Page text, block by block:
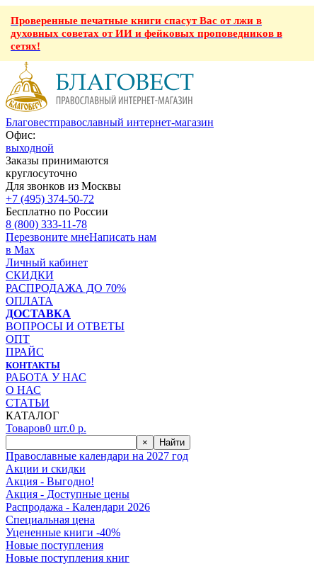
Проверенные печатные книги спасут Вас от лжи в
духовных советах от ИИ и фейковых проповедников в
сетях!
Благовестправославный интернет-магазин
Офис:
выходной
Заказы принимаются
круглосуточно
Для звонков из Москвы
+7 (495) 374-50-72
Бесплатно по России
8 (800) 333-11-78
Перезвоните мнеНаписать нам
в Max
Личный кабинет
СКИДКИ
РАСПРОДАЖА ДО 70%
ОПЛАТА
ДОСТАВКА
ВОПРОСЫ И ОТВЕТЫ
ОПТ
ПРАЙС
КОНТАКТЫ
РАБОТА У НАС
О НАС
СТАТЬИ
КАТАЛОГ
Товаров0 шт.0 р.
× Найти
Православные календари на 2027 год
Акции и скидки
Акция - Выгодно!
Акция - Доступные цены
Распродажа - Календари 2026
Специальная цена
Уцененные книги -40%
Новые поступления
Новые поступления книг